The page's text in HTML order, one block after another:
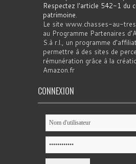
Respectez l'article 542-1 du
patrimoine.
Le site www.chasses-au-
au Programme Partenaires
S.à r.l., un programme
permettre à des sites de
rémunération grâce à la
Amazon.fr
CONNEXION